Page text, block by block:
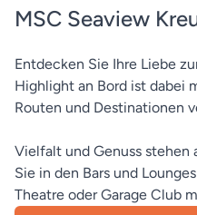
MSC Seaview
Entdecken Sie Ihre Liebe
Highlight an Bord ist dabei
Routen und Destinationen
Vielfalt und Genuss stehen
Sie in den Bars und
Theatre oder Garage Club